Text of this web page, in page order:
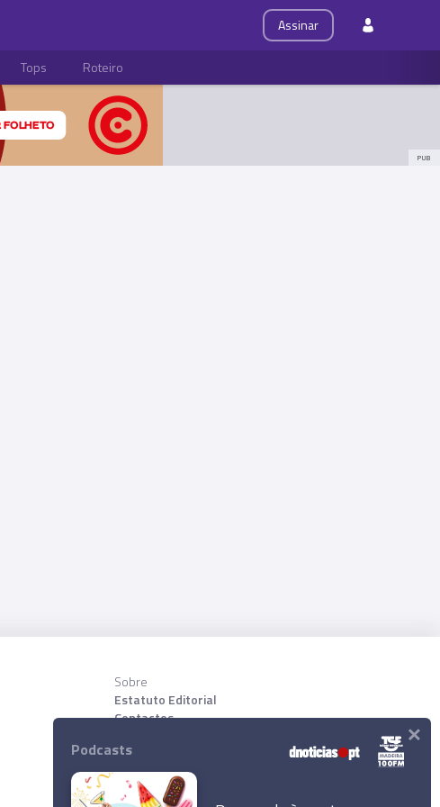
Assinar
Tops Roteiro
PUB
Sobre
Estatuto Editorial
Contactos
Download App
Podcasts ×